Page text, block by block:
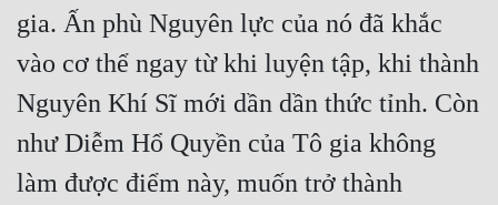
gia. Ấn phù Nguyên lực của nó đã khắc
vào cơ thể ngay từ khi luyện tập, khi thành
Nguyên Khí Sĩ mới dần dần thức tỉnh. Còn
như Diễm Hổ Quyền của Tô gia không
làm được điểm này, muốn trở thành